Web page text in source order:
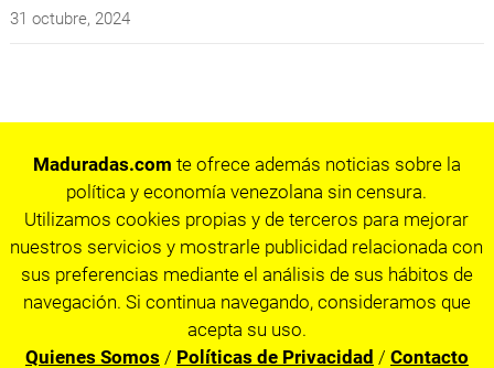
31 octubre, 2024
Maduradas.com te ofrece además noticias sobre la
política y economía venezolana sin censura.
Utilizamos cookies propias y de terceros para mejorar
nuestros servicios y mostrarle publicidad relacionada con
sus preferencias mediante el análisis de sus hábitos de
navegación. Si continua navegando, consideramos que
acepta su uso.
Quienes Somos / Políticas de Privacidad / Contacto